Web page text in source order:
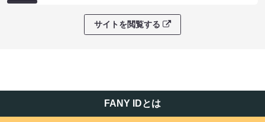
サイトを閲覧する
FANY IDとは